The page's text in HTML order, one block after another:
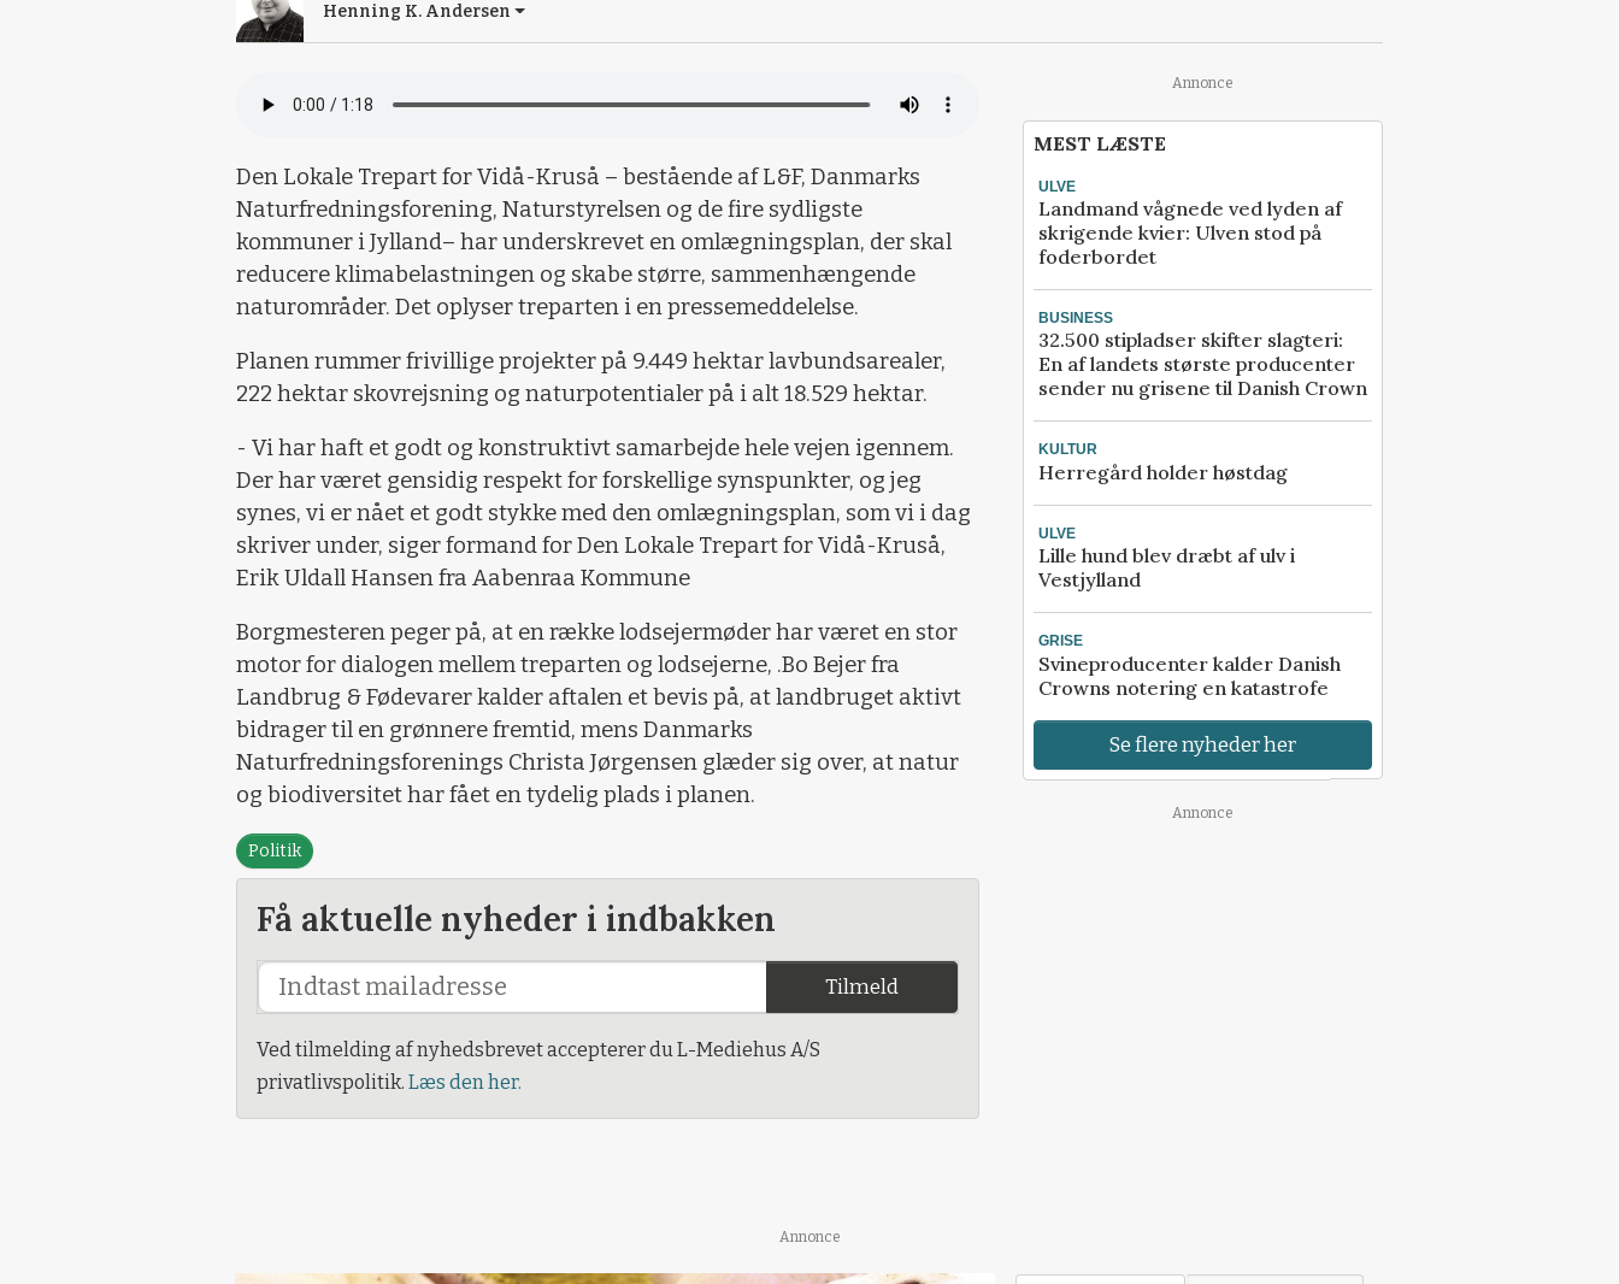
Henning K. Andersen
Den Lokale Trepart for Vidå-Kruså – bestående af L&F, Danmarks
Naturfredningsforening, Naturstyrelsen og de fire sydligste
kommuner i Jylland– har underskrevet en omlægningsplan, der skal
reducere klimabelastningen og skabe større, sammenhængende
naturområder. Det oplyser treparten i en pressemeddelelse.
Planen rummer frivillige projekter på 9.449 hektar lavbundsarealer,
222 hektar skovrejsning og naturpotentialer på i alt 18.529 hektar.
- Vi har haft et godt og konstruktivt samarbejde hele vejen igennem.
Der har været gensidig respekt for forskellige synspunkter, og jeg
synes, vi er nået et godt stykke med den omlægningsplan, som vi i dag
skriver under, siger formand for Den Lokale Trepart for Vidå-Kruså,
Erik Uldall Hansen fra Aabenraa Kommune
Borgmesteren peger på, at en række lodsejermøder har været en stor
motor for dialogen mellem treparten og lodsejerne, .Bo Bejer fra
Landbrug & Fødevarer kalder aftalen et bevis på, at landbruget aktivt
bidrager til en grønnere fremtid, mens Danmarks
Naturfredningsforenings Christa Jørgensen glæder sig over, at natur
og biodiversitet har fået en tydelig plads i planen.
Politik
Få aktuelle nyheder i indbakken
Tilmeld
Ved tilmelding af nyhedsbrevet accepterer du L-Mediehus A/S
privatlivspolitik. Læs den her.
Annonce
MEST LÆSTE
ULVE
Landmand vågnede ved lyden af
skrigende kvier: Ulven stod på
foderbordet
BUSINESS
32.500 stipladser skifter slagteri:
En af landets største producenter
sender nu grisene til Danish Crown
KULTUR
Herregård holder høstdag
ULVE
Lille hund blev dræbt af ulv i
Vestjylland
GRISE
Svineproducenter kalder Danish
Crowns notering en katastrofe
Se flere nyheder her
Annonce
Annonce